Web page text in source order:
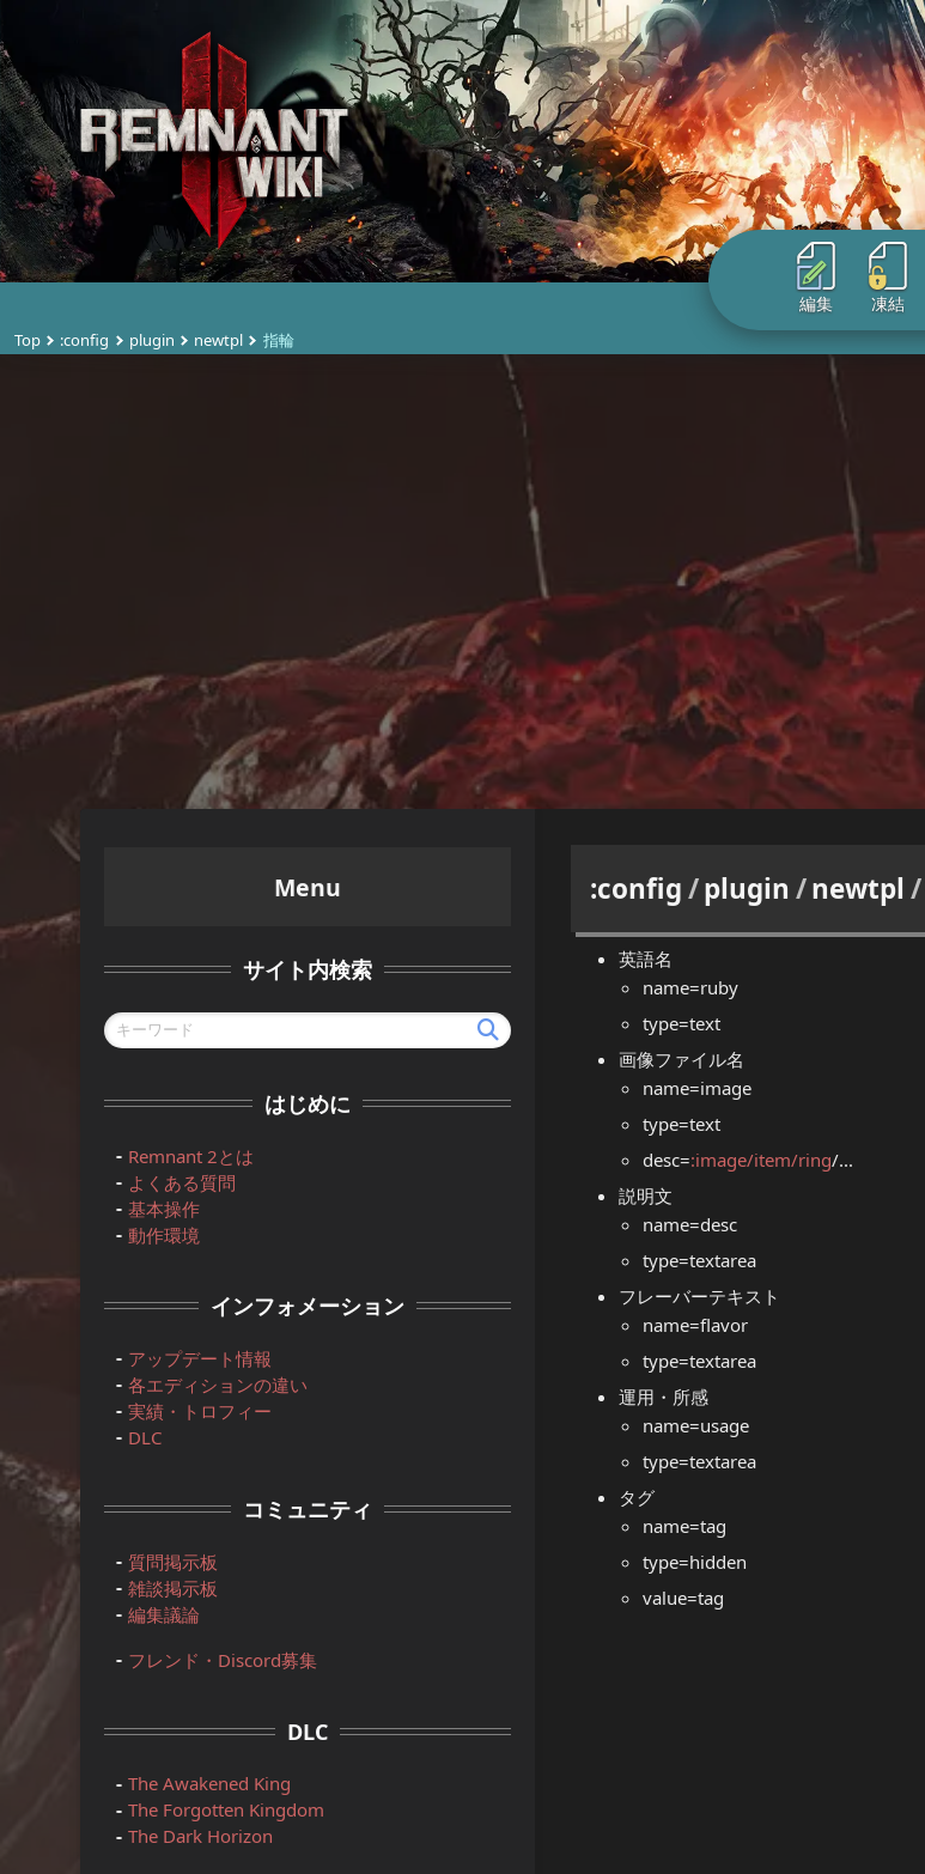
編集 凍結
Top :config plugin newtpl 指輪
:config/plugin /newtpl /
英語名
name=ruby
type=text
画像ファイル名
name=image
type=text
desc=:image/item/ring/...
説明文
name=desc
type=textarea
フレーバーテキスト
name=flavor
type=textarea
運用・所感
name=usage
type=textarea
タグ
name=tag
type=hidden
value=tag
Menu
サイト内検索
はじめに
Remnant 2とは
よくある質問
基本操作
動作環境
インフォメーション
アップデート情報
各エディションの違い
実績・トロフィー
DLC
コミュニティ
質問掲示板
雑談掲示板
編集議論
フレンド・Discord募集
DLC
The Awakened King
The Forgotten Kingdom
The Dark Horizon